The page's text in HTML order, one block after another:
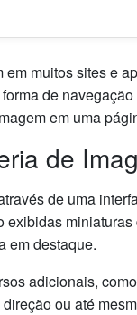
muitos sites e
de
em uma
de
de uma
em destaque.
adicionais,
ou até